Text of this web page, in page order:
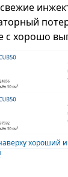
с хорошо
хороший